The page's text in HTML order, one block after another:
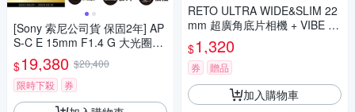
[Sony 索尼公司貨 保固2年] AP
S-C E 15mm F1.4 G 大光圈廣
角定焦鏡 SEL15F14G
$19,380 $20,400
限時下殺
券
RETO ULTRA WIDE&SLIM 22
mm 超廣角底片相機 + VIBE 40
0底片組
$1,320
券 贈品
加入購物車